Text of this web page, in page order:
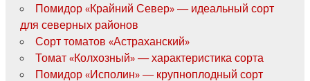
Помидор «Крайний Север» — идеальный сорт
для северных районов
Сорт томатов «Астраханский»
Томат «Колхозный» — характеристика сорта
Помидор «Исполин» — крупноплодный сорт